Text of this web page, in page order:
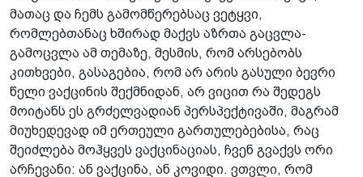
მათაც და ჩემს გამომწერებსაც ვეტყვი,
რომლებთანაც ხშირად მაქვს აზრთა გაცვლა-
გამოცვლა ამ თემაზე, მესმის, რომ არსებობს
კითხვები, გასაგებია, რომ არ არის გასული ბევრი
წელი ვაქცინის შექმნიდან, არ ვიცით რა შედეგს
მოიტანს ეს გრძელვადიან პერსპექტივაში, მაგრამ
მიუხედევად იმ ერთეული გართულებებისა, რაც
შეიძლება მოჰყვეს ვაქცინაციას, ჩვენ გვაქვს ორი
არჩევანი: ან ვაქცინა, ან კოვიდი. ვთვლი, რომ